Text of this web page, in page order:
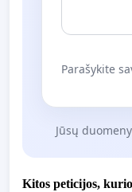
Parašykite
Jūsų
Kitos peticijos,